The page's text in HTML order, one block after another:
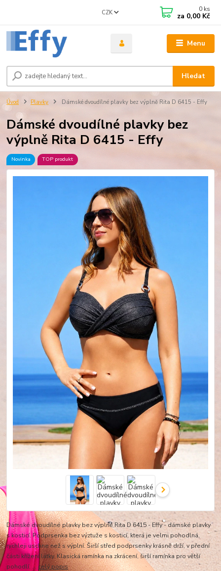
Menu
CZK
Hledat
0 ks
za 0,00 Kč
Úvod Plavky Dámské dvoudílné plavky bez výplně Rita D 6415 - Effy
Dámské dvoudílné plavky bez
výplně Rita D 6415 - Effy
Novinka TOP produkt
Dámské dvoudílné plavky bez výplně Rita D 6415 - Effy - dámské plavky
s kosticí. Podprsenka bez výztuže s kosticí, která je velmi pohodlná,
rychleji uschne než s výplní. Širší střed podprsenky krásně drží, v přední
části křížení látky. Klasická ramínka na zkrácení, širší ramínka pro větší
pohodlí. ... celý popis